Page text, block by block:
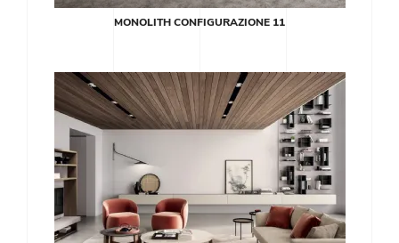
MONOLITH CONFIGURAZIONE 11